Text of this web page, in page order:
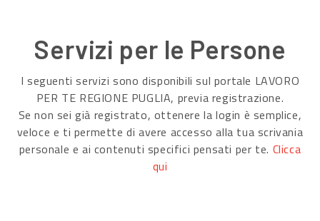
Servizi per le Persone
I seguenti servizi sono disponibili sul portale LAVORO
PER TE REGIONE PUGLIA, previa registrazione.
Se non sei già registrato, ottenere la login è semplice,
veloce e ti permette di avere accesso alla tua scrivania
personale e ai contenuti specifici pensati per te. Clicca
qui